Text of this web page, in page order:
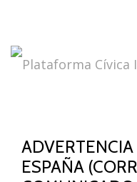
contenido
ESPAÑA